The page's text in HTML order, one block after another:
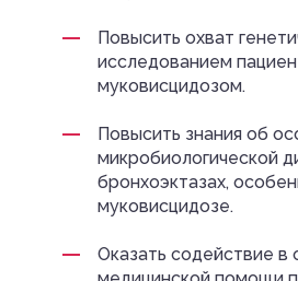
Повысить охват
исследованием
муковисцидозом.
Повысить знания об
микробиологической
бронхоэктазах,
муковисцидозе.
Оказать содействие в